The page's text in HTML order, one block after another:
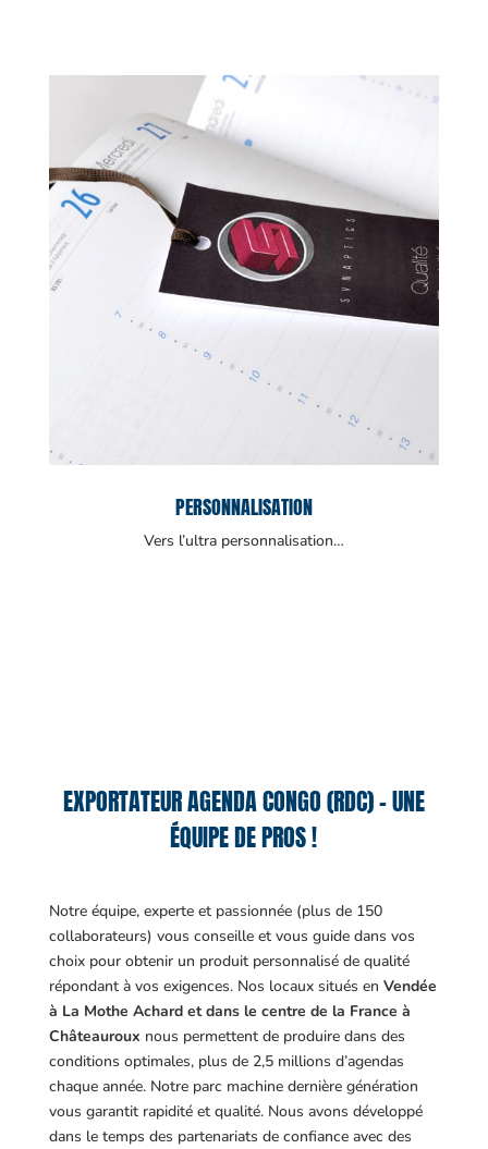
PERSONNALISATION
Vers l’ultra personnalisation…
EXPORTATEUR AGENDA CONGO (RDC) – UNE
ÉQUIPE DE PROS !
Notre équipe, experte et passionnée (plus de 150
collaborateurs) vous conseille et vous guide dans vos
choix pour obtenir un produit personnalisé de qualité
répondant à vos exigences. Nos locaux situés en Vendée
à La Mothe Achard et dans le centre de la France à
Châteauroux nous permettent de produire dans des
conditions optimales, plus de 2,5 millions d’agendas
chaque année. Notre parc machine dernière génération
vous garantit rapidité et qualité. Nous avons développé
dans le temps des partenariats de confiance avec des